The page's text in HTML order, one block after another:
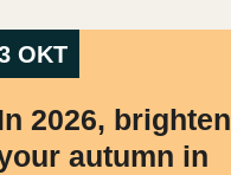
OKT
2026, brighten
autumn in